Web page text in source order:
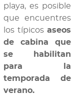
playa, es posible
que encuentres
los típicos aseos
de cabina que
se habilitan
para la
temporada de
verano.